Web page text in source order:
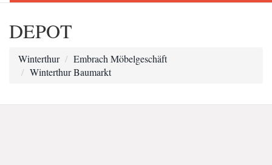
DEPOT
Winterthur
Embrach Möbelgeschäft
Winterthur Baumarkt